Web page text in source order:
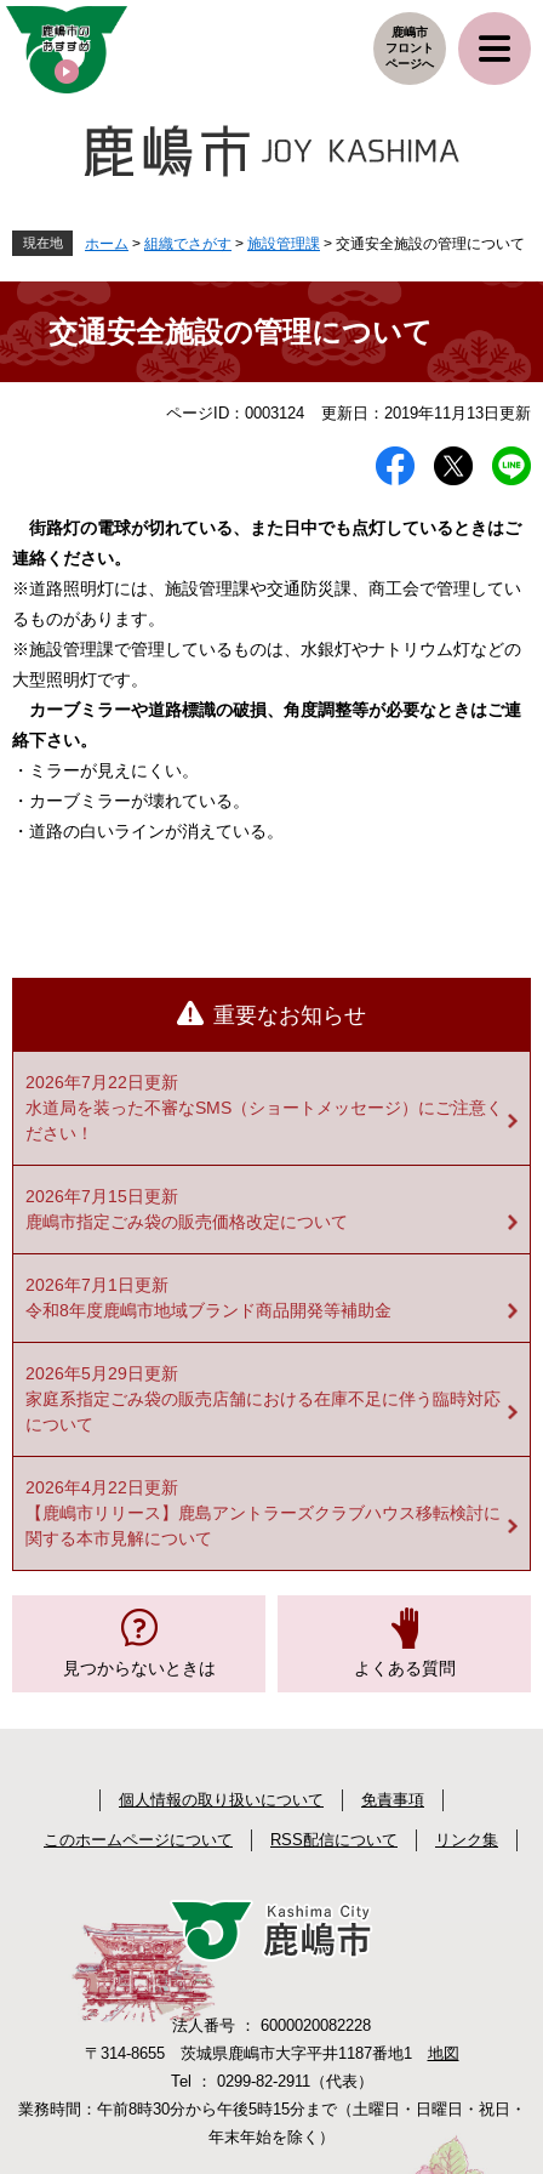
ペ
メ
鹿嶋市
フロント
ページへ
現在地 ホーム > 組織でさがす > 施設管理課 > 交通安全施設の管理について
交通安全施設の管理について
ページID：0003124 更新日：2019年11月13日更新
街路灯の電球が切れている、また日中でも点灯しているときはご
連絡ください。
※道路照明灯には、施設管理課や交通防災課、商工会で管理してい
るものがあります。
※施設管理課で管理しているものは、水銀灯やナトリウム灯などの
大型照明灯です。
カーブミラーや道路標識の破損、角度調整等が必要なときはご連
絡下さい。
・ミラーが見えにくい。
・カーブミラーが壊れている。
・道路の白いラインが消えている。
重要なお知らせ
2026年7月22日更新
水道局を装った不審なSMS（ショートメッセージ）にご注意く
ださい！
2026年7月15日更新
鹿嶋市指定ごみ袋の販売価格改定について
2026年7月1日更新
令和8年度鹿嶋市地域ブランド商品開発等補助金
2026年5月29日更新
家庭系指定ごみ袋の販売店舗における在庫不足に伴う臨時対応
について
2026年4月22日更新
【鹿嶋市リリース】鹿島アントラーズクラブハウス移転検討に
関する本市見解について
見つからないときは よくある質問
個人情報の取り扱いについて 免責事項
このホームページについて RSS配信について リンク集
法人番号 ： 6000020082228
〒314-8655 茨城県鹿嶋市大字平井1187番地1 地図
Tel ： 0299-82-2911（代表）
業務時間：午前8時30分から午後5時15分まで（土曜日・日曜日・祝日・
年末年始を除く）